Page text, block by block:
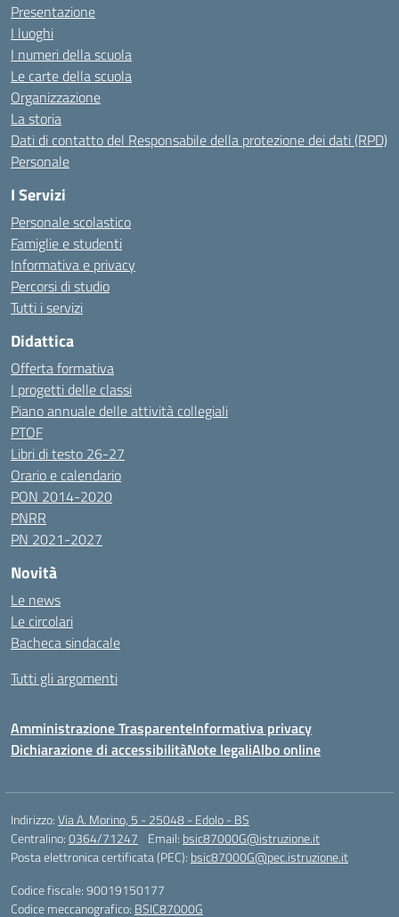
Presentazione
I luoghi
I numeri della scuola
Le carte della scuola
Organizzazione
La storia
Dati di contatto del Responsabile della protezione dei dati (RPD)
Personale
I Servizi
Personale scolastico
Famiglie e studenti
Informativa e privacy
Percorsi di studio
Tutti i servizi
Didattica
Offerta formativa
I progetti delle classi
Piano annuale delle attività collegiali
PTOF
Libri di testo 26-27
Orario e calendario
PON 2014-2020
PNRR
PN 2021-2027
Novità
Le news
Le circolari
Bacheca sindacale
Tutti gli argomenti
Amministrazione TrasparenteInformativa privacy
Dichiarazione di accessibilitàNote legaliAlbo online
Indirizzo:Via A. Morino, 5 - 25048 - Edolo - BS
Centralino:0364/71247 Email: bsic87000G@istruzione.it
Posta elettronica certificata (PEC): bsic87000G@pec.istruzione.it
Codice fiscale: 90019150177
Codice meccanografico: BSIC87000G